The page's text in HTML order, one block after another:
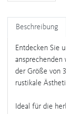
Beschreibung
Entdecken Sie
der Größe von
rustikale
Ideal für die